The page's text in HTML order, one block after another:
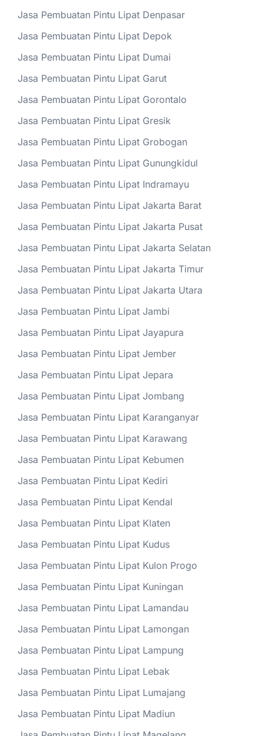
Jasa Pembuatan Pintu Lipat Denpasar
Jasa Pembuatan Pintu Lipat Depok
Jasa Pembuatan Pintu Lipat Dumai
Jasa Pembuatan Pintu Lipat Garut
Jasa Pembuatan Pintu Lipat Gorontalo
Jasa Pembuatan Pintu Lipat Gresik
Jasa Pembuatan Pintu Lipat Grobogan
Jasa Pembuatan Pintu Lipat Gunungkidul
Jasa Pembuatan Pintu Lipat Indramayu
Jasa Pembuatan Pintu Lipat Jakarta Barat
Jasa Pembuatan Pintu Lipat Jakarta Pusat
Jasa Pembuatan Pintu Lipat Jakarta Selatan
Jasa Pembuatan Pintu Lipat Jakarta Timur
Jasa Pembuatan Pintu Lipat Jakarta Utara
Jasa Pembuatan Pintu Lipat Jambi
Jasa Pembuatan Pintu Lipat Jayapura
Jasa Pembuatan Pintu Lipat Jember
Jasa Pembuatan Pintu Lipat Jepara
Jasa Pembuatan Pintu Lipat Jombang
Jasa Pembuatan Pintu Lipat Karanganyar
Jasa Pembuatan Pintu Lipat Karawang
Jasa Pembuatan Pintu Lipat Kebumen
Jasa Pembuatan Pintu Lipat Kediri
Jasa Pembuatan Pintu Lipat Kendal
Jasa Pembuatan Pintu Lipat Klaten
Jasa Pembuatan Pintu Lipat Kudus
Jasa Pembuatan Pintu Lipat Kulon Progo
Jasa Pembuatan Pintu Lipat Kuningan
Jasa Pembuatan Pintu Lipat Lamandau
Jasa Pembuatan Pintu Lipat Lamongan
Jasa Pembuatan Pintu Lipat Lampung
Jasa Pembuatan Pintu Lipat Lebak
Jasa Pembuatan Pintu Lipat Lumajang
Jasa Pembuatan Pintu Lipat Madiun